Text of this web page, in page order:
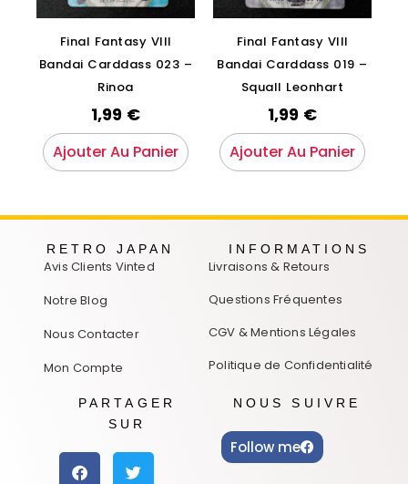
Final Fantasy VIII
Bandai Carddass 023 –
Rinoa
1,99 €
Ajouter Au Panier
Final Fantasy VIII
Bandai Carddass 019 –
Squall Leonhart
1,99 €
Ajouter Au Panier
RETRO JAPAN
Avis Clients Vinted
Notre Blog
Nous Contacter
Mon Compte
INFORMATIONS
Livraisons & Retours
Questions Fréquentes
CGV & Mentions Légales
Politique de Confidentialité
PARTAGER
SUR
NOUS SUIVRE
Follow me